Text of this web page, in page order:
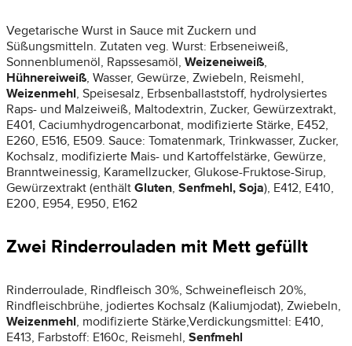
Vegetarische Wurst in Sauce mit Zuckern und
Süßungsmitteln. Zutaten veg. Wurst: Erbseneiweiß,
Sonnenblumenöl, Rapssesamöl, Weizeneiweiß,
Hühnereiweiß, Wasser, Gewürze, Zwiebeln, Reismehl,
Weizenmehl, Speisesalz, Erbsenballaststoff, hydrolysiertes
Raps- und Malzeiweiß, Maltodextrin, Zucker, Gewürzextrakt,
E401, Caciumhydrogencarbonat, modifizierte Stärke, E452,
E260, E516, E509. Sauce: Tomatenmark, Trinkwasser, Zucker,
Kochsalz, modifizierte Mais- und Kartoffelstärke, Gewürze,
Branntweinessig, Karamellzucker, Glukose-Fruktose-Sirup,
Gewürzextrakt (enthält Gluten, Senfmehl, Soja), E412, E410,
E200, E954, E950, E162
Zwei Rinderrouladen mit Mett gefüllt
Rinderroulade, Rindfleisch 30%, Schweinefleisch 20%,
Rindfleischbrühe, jodiertes Kochsalz (Kaliumjodat), Zwiebeln,
Weizenmehl, modifizierte Stärke,Verdickungsmittel: E410,
E413, Farbstoff: E160c, Reismehl, Senfmehl